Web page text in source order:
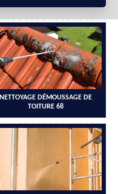
NETTOYAGE DÉMOUSSAGE DE
TOITURE 68